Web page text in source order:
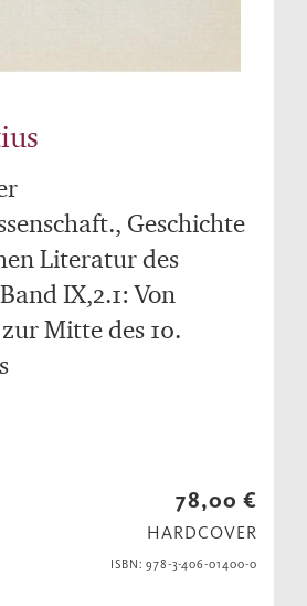
Geschichte
Literatur des
IX,2.1: Von
Mitte des 10.
78,00 €
HARDCOVER
ISBN: 978-3-406-01400-0